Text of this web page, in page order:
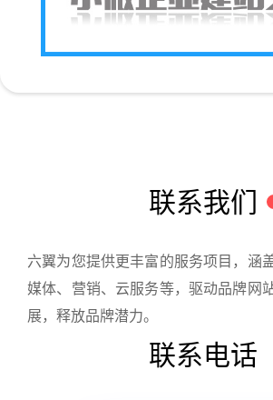
联系我们
六翼为您提供更丰富的服务项目，涵
媒体、营销、云服务等，驱动品牌网
展，释放品牌潜力。
联系电话